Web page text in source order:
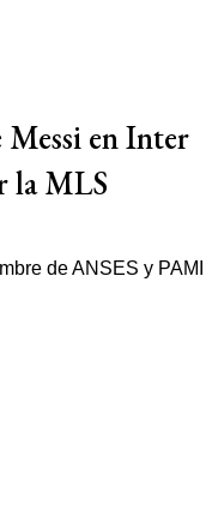
en Inter
la MLS